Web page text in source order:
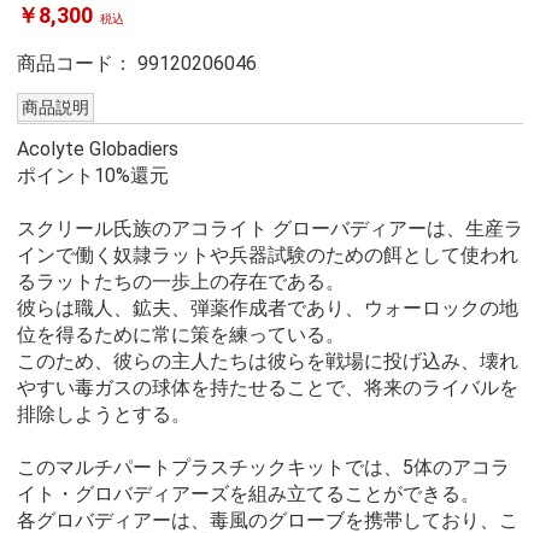
￥8,300 税込
商品コード： 99120206046
商品説明
Acolyte Globadiers
ポイント10%還元
スクリール氏族のアコライト グローバディアーは、生産ラ
インで働く奴隷ラットや兵器試験のための餌として使われ
るラットたちの一歩上の存在である。
彼らは職人、鉱夫、弾薬作成者であり、ウォーロックの地
位を得るために常に策を練っている。
このため、彼らの主人たちは彼らを戦場に投げ込み、壊れ
やすい毒ガスの球体を持たせることで、将来のライバルを
排除しようとする。
このマルチパートプラスチックキットでは、5体のアコラ
イト・グロバディアーズを組み立てることができる。
各グロバディアーは、毒風のグローブを携帯しており、こ